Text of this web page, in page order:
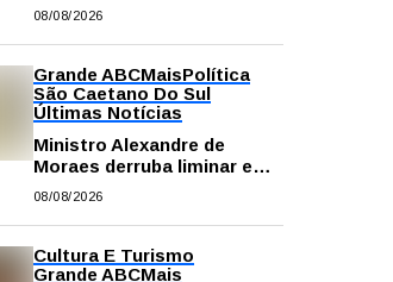
auxiliar candidatos na
08/08/2026
Grande ABCMaisPolítica
São Caetano Do Sul
Últimas Notícias
Ministro Alexandre de
Moraes derruba liminar e
restabelece andamento de
contra vereador Matheus
Gianello
08/08/2026
Cultura E Turismo
Grande ABCMais